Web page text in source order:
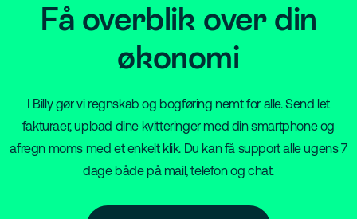
Få overblik over din
økonomi
I Billy gør vi regnskab og bogføring nemt for alle. Send let
fakturaer, upload dine kvitteringer med din smartphone og
afregn moms med et enkelt klik. Du kan få support alle ugens 7
dage både på mail, telefon og chat.